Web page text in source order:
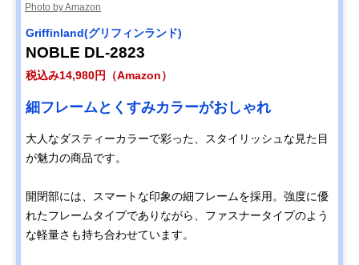
Photo by Amazon
Griffinland(グリフィンランド)
NOBLE DL-2823
税込み14,980円（Amazon）
細フレームとくすみカラーがおしゃれ
大人なダスティーカラーで彩った、スタイリッシュな見た目
が魅力の商品です。
開閉部には、スマートな印象の細フレームを採用。強度に優
れたフレームタイプでありながら、ファスナータイプのよう
な軽量さも持ち合わせています。